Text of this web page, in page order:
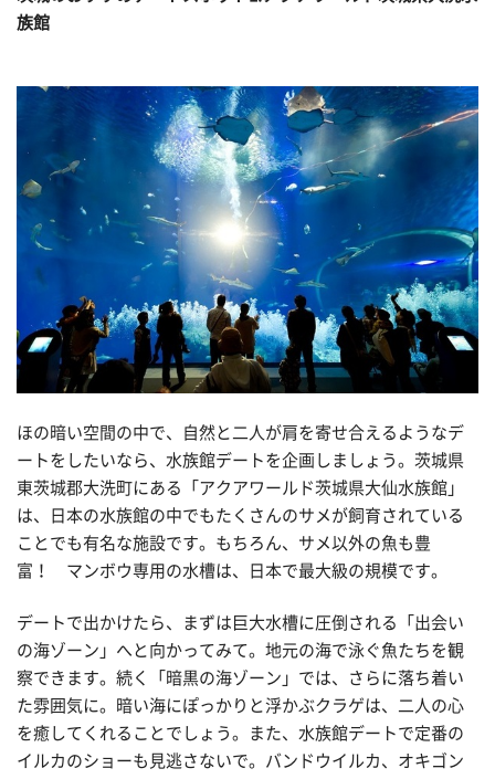
族館
ほの暗い空間の中で、自然と二人が肩を寄せ合えるようなデ
ートをしたいなら、水族館デートを企画しましょう。茨城県
東茨城郡大洗町にある「アクアワールド茨城県大仙水族館」
は、日本の水族館の中でもたくさんのサメが飼育されている
ことでも有名な施設です。もちろん、サメ以外の魚も豊
富！ マンボウ専用の水槽は、日本で最大級の規模です。
デートで出かけたら、まずは巨大水槽に圧倒される「出会い
の海ゾーン」へと向かってみて。地元の海で泳ぐ魚たちを観
察できます。続く「暗黒の海ゾーン」では、さらに落ち着い
た雰囲気に。暗い海にぽっかりと浮かぶクラゲは、二人の心
を癒してくれることでしょう。また、水族館デートで定番の
イルカのショーも見逃さないで。バンドウイルカ、オキゴン